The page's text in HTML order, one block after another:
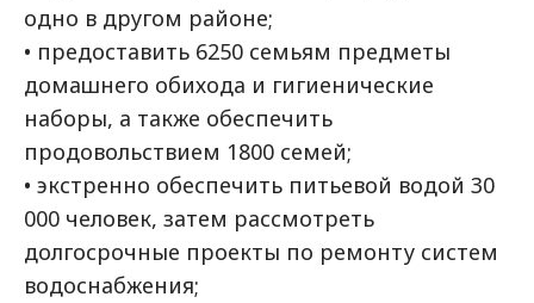
одно в другом районе;
• предоставить 6250 семьям предметы
домашнего обихода и гигиенические
наборы, а также обеспечить
продовольствием 1800 семей;
• экстренно обеспечить питьевой водой 30
000 человек, затем рассмотреть
долгосрочные проекты по ремонту систем
водоснабжения;